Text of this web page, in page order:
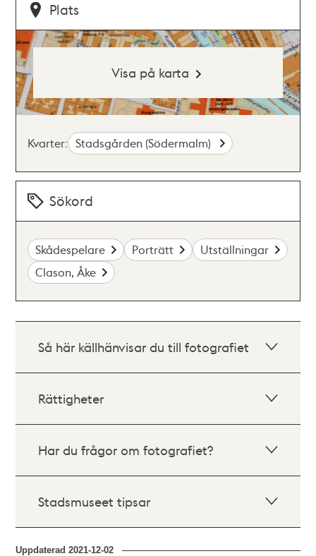
Plats
Visa på karta
Kvarter: Stadsgården (Södermalm)
Sökord
Skådespelare Porträtt
Utställningar
Clason, Åke
Så här källhänvisar du till fotografiet
Rättigheter
Har du frågor om fotografiet?
Stadsmuseet tipsar
Uppdaterad2021-12-02